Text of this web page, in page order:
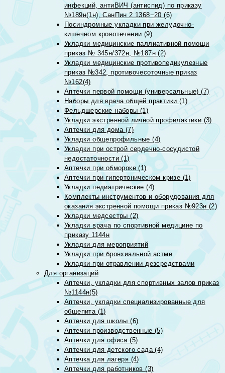
инфекций, антиВИЧ (антиспид) по приказу
№189н(1н), СанПин 2.1368−20 (6)
Посиндромные укладки при желудочно-
кишечном кровотечении (9)
Укладки медицинские паллиативной помощи
приказ № 345н/372н, №187н (2)
Укладки медицинские противопедикулезные
приказ №342, противочесоточные приказ
№162(4)
Аптечки первой помощи (универсальные) (7)
Наборы для врача общей практики (1)
Фельдшерские наборы (1)
Укладки экстренной личной профилактики (3)
Аптечки для дома (7)
Укладки общепрофильные (4)
Укладки при острой сердечно-сосудистой
недостаточности (1)
Аптечки при обмороке (1)
Аптечки при гипертоническом кризе (1)
Укладки педиатрические (4)
Комплекты инструментов и оборудования для
оказания экстренной помощи приказ №923н (2)
Укладки медсестры (2)
Укладки врача по спортивной медицине по
приказу 1144н
Укладки для мероприятий
Укладки при бронхиальной астме
Укладки при отравлении дезсредствами
Для организаций
Аптечки, укладки для спортивных залов приказ
№1144н(5)
Аптечки, укладки специализированные для
общепита (1)
Аптечки для школы (6)
Аптечки производственные (5)
Аптечки для офиса (5)
Аптечки для детского сада (4)
Аптечка для лагеря (4)
Аптечки для работников (3)